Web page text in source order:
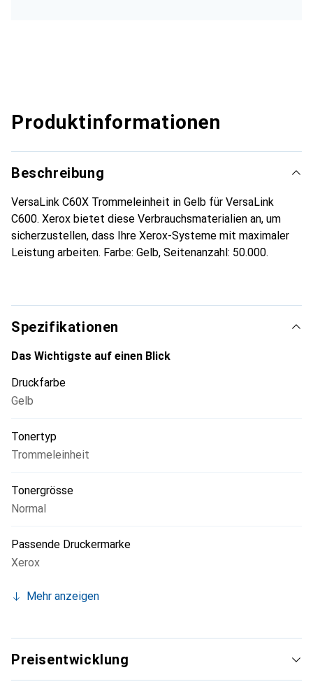
Produktinformationen
Beschreibung
VersaLink C60X Trommeleinheit in Gelb für VersaLink
C600. Xerox bietet diese Verbrauchsmaterialien an, um
sicherzustellen, dass Ihre Xerox-Systeme mit maximaler
Leistung arbeiten. Farbe: Gelb, Seitenanzahl: 50.000.
Spezifikationen
Das Wichtigste auf einen Blick
Druckfarbe
Gelb
Tonertyp
Trommeleinheit
Tonergrösse
Normal
Passende Druckermarke
Xerox
Mehr anzeigen
Preisentwicklung